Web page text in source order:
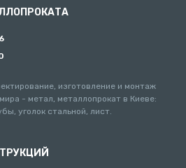
изготовление и монтаж
- метал, металлопрокат в Киеве:
уголок стальной, лист.